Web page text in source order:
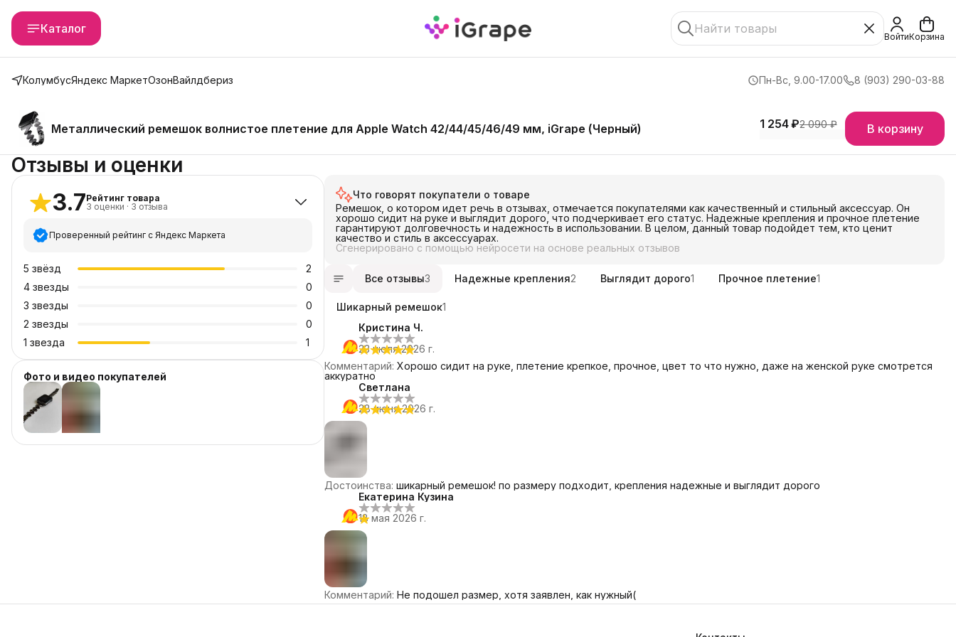
Каталог
ВойтиКорзина
КолумбусЯндекс МаркетОзонВайлдбериз Пн-Вс, 9.00-17.00 8 (903) 290-03-88
Металлический ремешок волнистое плетение для Apple Watch 42/44/45/46/49 мм, iGrape (Черный) 1 254 ₽2 090 ₽ В корзину
Отзывы и оценки
3.7Рейтинг товара
3 оценки · 3 отзыва
Проверенный рейтинг с Яндекс Маркета
5 звёзд
2
4 звезды
0
3 звезды
0
2 звезды
0
1 звезда 1
Фото и видео покупателей
Что говорят покупатели о товаре
Ремешок, о котором идет речь в отзывах, отмечается покупателями как качественный и стильный аксессуар. Он
хорошо сидит на руке и выглядит дорого, что подчеркивает его статус. Надежные крепления и прочное плетение
гарантируют долговечность и надежность в использовании. В целом, данный товар подойдет тем, кто ценит
качество и стиль в аксессуарах.
Сгенерировано с помощью нейросети на основе реальных отзывов
Все отзывы3 Надежные крепления2 Выглядит дорого1 Прочное плетение1
Шикарный ремешок1
Кристина Ч.
23 июля 2026 г.
Комментарий: Хорошо сидит на руке, плетение крепкое, прочное, цвет то что нужно, даже на женской руке смотрется
аккуратно
Светлана
28 июня 2026 г.
Достоинства: шикарный ремешок! по размеру подходит, крепления надежные и выглядит дорого
Екатерина Кузина
18 мая 2026 г.
Комментарий: Не подошел размер, хотя заявлен, как нужный(